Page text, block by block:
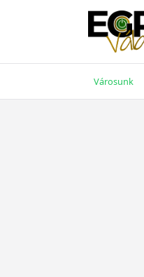
Városunk